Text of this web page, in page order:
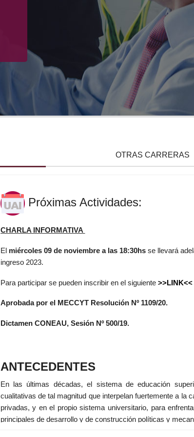
OTRAS CARRERAS
Próximas Actividades:
CHARLA INFORMATIVA
El miércoles 09 de noviembre a las 18:30hsse llevará
ingreso 2023.
Para participar se pueden inscribir en el siguiente >>LINK<<
Aprobada por el MECCYT Resolución Nº 1109/20.
Dictamen CONEAU, Sesión Nº 500/19.
ANTECEDENTES
En las últimas décadas, el sistema de educación
cualitativas de tal magnitud que interpelan fuertemente a
privadas, y en el propio sistema universitario, para
principales de desarrollo y de construcción políticas y